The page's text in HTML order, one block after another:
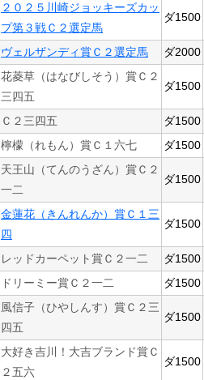
２０２５川崎ジョッキーズカッ
プ第３戦Ｃ２選定馬
ダ1500
ヴェルザンディ賞Ｃ２選定馬 ダ2000
花菱草（はなびしそう）賞Ｃ２
三四五
ダ1500
Ｃ２三四五 ダ1500
檸檬（れもん）賞Ｃ１六七 ダ1500
天王山（てんのうざん）賞Ｃ２
一二
ダ1500
金蓮花（きんれんか）賞Ｃ１三
四
ダ1500
レッドカーペット賞Ｃ２一二 ダ1500
ドリーミー賞Ｃ２一二 ダ1500
風信子（ひやしんす）賞Ｃ２三
四五
ダ1500
大好き吉川！大吉ブランド賞Ｃ
２五六
ダ1500